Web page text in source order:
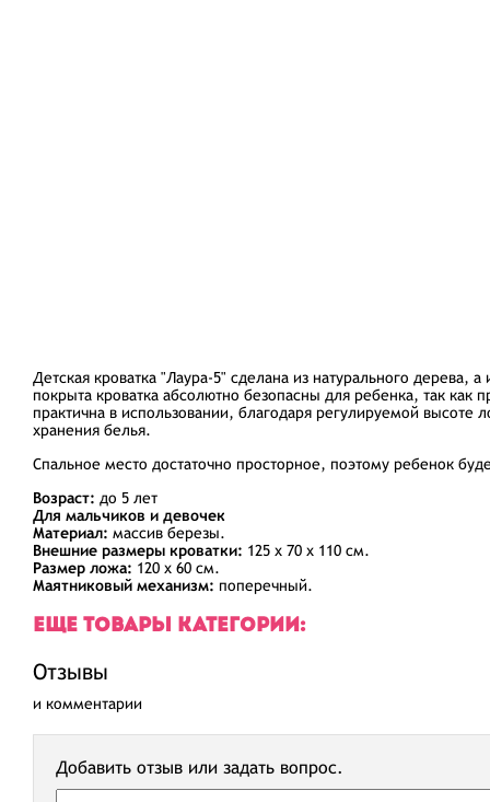
Детская кроватка "Лаура-5" сделана из натурального
покрыта кроватка абсолютно безопасны для ребенка, так
практична в использовании, благодаря регулируемой
хранения белья.
Спальное место достаточно просторное, поэтому ребенок
Возраст: до 5 лет
Для мальчиков и девочек
Материал: массив березы.
Внешние размеры кроватки: 125 х 70 х 110 см.
Размер ложа: 120 х 60 см.
Маятниковый механизм: поперечный.
ЕЩЕ ТОВАРЫ КАТЕГОРИИ:
Отзывы
и комментарии
Добавить отзыв или задать вопрос.